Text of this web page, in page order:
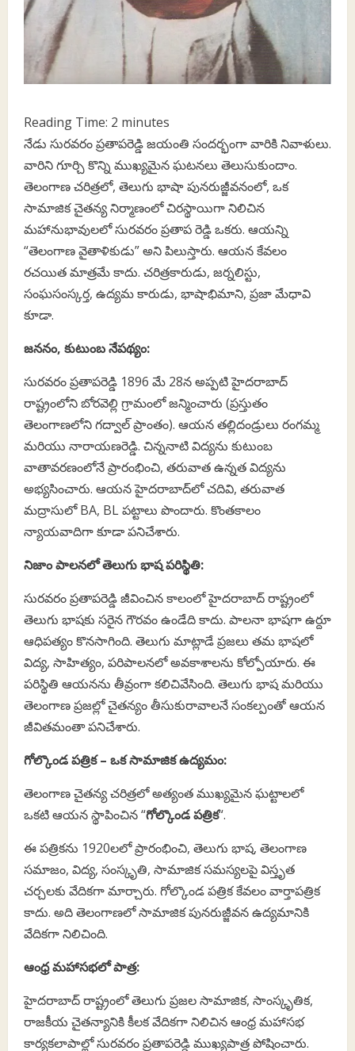
Reading Time: 2 minutes
నేడు సురవరం ప్రతాపరెడ్డి జయంతి సందర్భంగా వారికి నివాళులు.
వారిని గూర్చి కొన్ని ముఖ్యమైన ఘటనలు తెలుసుకుందాం.
తెలంగాణ చరిత్రలో, తెలుగు భాషా పునరుజ్జీవనంలో, ఒక
సామాజిక చైతన్య నిర్మాణంలో చిరస్థాయిగా నిలిచిన
మహానుభావులలో సురవరం ప్రతాప రెడ్డి ఒకరు. ఆయన్ని
“తెలంగాణ వైతాళికుడు” అని పిలుస్తారు. ఆయన కేవలం
రచయిత మాత్రమే కాదు. చరిత్రకారుడు, జర్నలిస్టు,
సంఘసంస్కర్త, ఉద్యమ కారుడు, భాషాభిమాని, ప్రజా మేధావి
కూడా.
జననం, కుటుంబ నేపథ్యం:
సురవరం ప్రతాపరెడ్డి 1896 మే 28న అప్పటి హైదరాబాద్
రాష్ట్రంలోని బోరవెల్లి గ్రామంలో జన్మించారు (ప్రస్తుతం
తెలంగాణలోని గద్వాల్ ప్రాంతం). ఆయన తల్లిదండ్రులు రంగమ్మ
మరియు నారాయణరెడ్డి. చిన్ననాటి విద్యను కుటుంబ
వాతావరణంలోనే ప్రారంభించి, తరువాత ఉన్నత విద్యను
అభ్యసించారు. ఆయన హైదరాబాద్‌లో చదివి, తరువాత
మద్రాసులో BA, BL పట్టాలు పొందారు. కొంతకాలం
న్యాయవాదిగా కూడా పనిచేశారు.
నిజాం పాలనలో తెలుగు భాష పరిస్థితి:
సురవరం ప్రతాపరెడ్డి జీవించిన కాలంలో హైదరాబాద్ రాష్ట్రంలో
తెలుగు భాషకు సరైన గౌరవం ఉండేది కాదు. పాలనా భాషగా ఉర్దూ
ఆధిపత్యం కొనసాగింది. తెలుగు మాట్లాడే ప్రజలు తమ భాషలో
విద్య, సాహిత్యం, పరిపాలనలో అవకాశాలను కోల్పోయారు. ఈ
పరిస్థితి ఆయనను తీవ్రంగా కలిచివేసింది. తెలుగు భాష మరియు
తెలంగాణ ప్రజల్లో చైతన్యం తీసుకురావాలనే సంకల్పంతో ఆయన
జీవితమంతా పనిచేశారు.
గోల్కొండ పత్రిక – ఒక సామాజిక ఉద్యమం:
తెలంగాణ చైతన్య చరిత్రలో అత్యంత ముఖ్యమైన ఘట్టాలలో
ఒకటి ఆయన స్థాపించిన “గోల్కొండ పత్రిక“.
ఈ పత్రికను 1920లలో ప్రారంభించి, తెలుగు భాష, తెలంగాణ
సమాజం, విద్య, సంస్కృతి, సామాజిక సమస్యలపై విస్తృత
చర్చలకు వేదికగా మార్చారు. గోల్కొండ పత్రిక కేవలం వార్తాపత్రిక
కాదు. అది తెలంగాణలో సామాజిక పునరుజ్జీవన ఉద్యమానికి
వేదికగా నిలిచింది.
ఆంధ్ర మహాసభలో పాత్ర:
హైదరాబాద్ రాష్ట్రంలో తెలుగు ప్రజల సామాజిక, సాంస్కృతిక,
రాజకీయ చైతన్యానికి కీలక వేదికగా నిలిచిన ఆంధ్ర మహాసభ
కార్యకలాపాల్లో సురవరం ప్రతాపరెడ్డి ముఖ్యపాత్ర పోషించారు.